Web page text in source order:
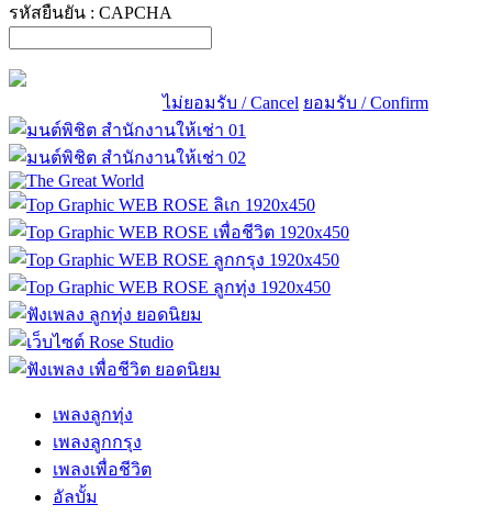
รหัสยืนยัน : CAPCHA
ไม่ยอมรับ / Cancel ยอมรับ / Confirm
เพลงลูกทุ่ง
เพลงลูกกรุง
เพลงเพื่อชีวิต
อัลบั้ม